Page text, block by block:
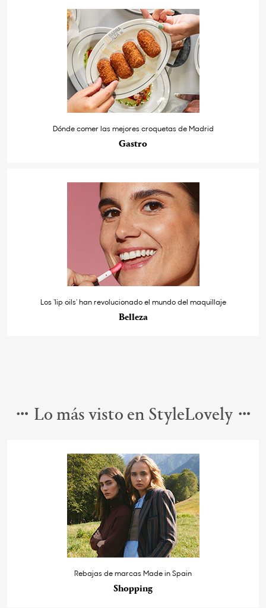
Dónde comer las mejores croquetas de Madrid
Gastro
Los ‘lip oils’ han revolucionado el mundo del maquillaje
Belleza
Lo más visto en StyleLovely
Rebajas de marcas Made in Spain
Shopping